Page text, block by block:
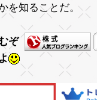
を知ることだ。
ぞ